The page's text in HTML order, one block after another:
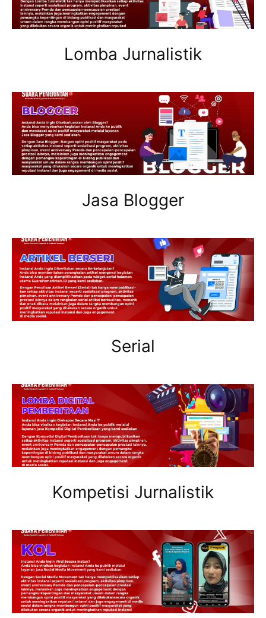
Lomba Jurnalistik
Jasa Blogger
Serial
Kompetisi Jurnalistik